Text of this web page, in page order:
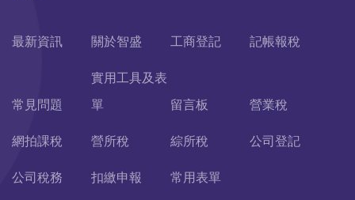
最新資訊 關於智盛 工商登記 記帳報稅
常見問題
實用工具及表
單
留言板 營業稅
網拍課稅 營所稅 綜所稅 公司登記
公司稅務 扣繳申報 常用表單